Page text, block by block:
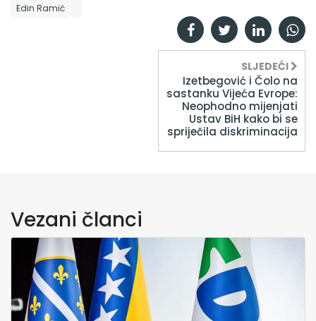
Edin Ramić
SLJEDEĆI
Izetbegović i Čolo na
sastanku Vijeća Evrope:
Neophodno mijenjati
Ustav BiH kako bi se
spriječila diskriminacija
Vezani članci